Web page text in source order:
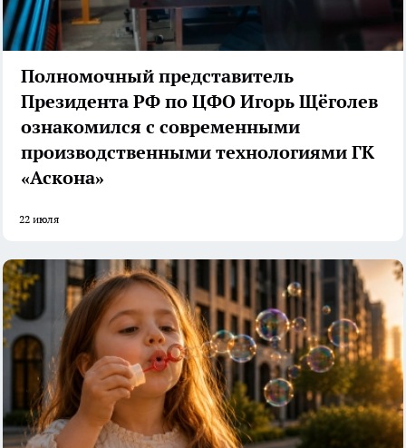
Полномочный представитель
Президента РФ по ЦФО Игорь Щёголев
ознакомился с современными
производственными технологиями ГК
«Аскона»
22 июля